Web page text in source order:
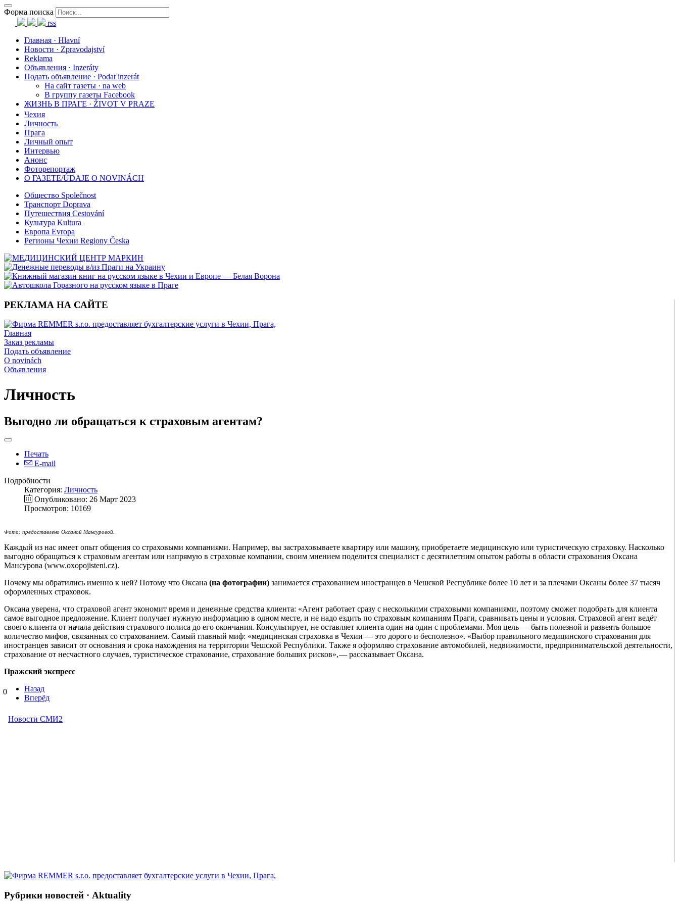
Форма поиска
rss
Главная · Hlavní
Новости · Zpravodajství
Reklama
Объявления · Inzeráty
Подать объявление · Podat inzerát
На сайт газеты · na web
В группу газеты Facebook
ЖИЗНЬ В ПРАГЕ · ŽIVOT V PRAZE
Чехия
Личность
Прага
Личный опыт
Интервью
Анонс
Фоторепортаж
О ГАЗЕТЕ/ÚDAJE O NOVINÁCH
Общество Společnost
Транспорт Doprava
Путешествия Cestování
Культура Kultura
Европа Evropa
Регионы Чехии Regiony Česka
РЕКЛАМА НА САЙТЕ
Главная
Заказ рекламы
Подать объявление
O novinách
Объявления
Личность
Выгодно ли обращаться к страховым агентам?
Печать
E-mail
Подробности
Категория: Личность
Опубликовано: 26 Март 2023
Просмотров: 10169
Фото: предоставлено Оксаной Мансуровой.
Каждый из нас имеет опыт общения со страховыми компаниями. Например, вы застраховываете квартиру или машину, приобретаете медицинскую или туристическую страховку. Насколько
выгодно обращаться к страховым агентам или напрямую в страховые компании, своим мнением поделится специалист с десятилетним опытом работы в области страхования Оксана
Мансурова (www.oxopojisteni.cz).
Почему мы обратились именно к ней? Потому что Оксана (на фотографии) занимается страхованием иностранцев в Чешской Республике более 10 лет и за плечами Оксаны более 37 тысяч
оформленных страховок.
Оксана уверена, что страховой агент экономит время и денежные средства клиента: «Агент работает сразу с несколькими страховыми компаниями, поэтому сможет подобрать для клиента
самое выгодное предложение. Клиент получает нужную информацию в одном месте, и не надо ездить по страховым компаниям Праги, сравнивать цены и условия. Страховой агент ведёт
своего клиента от начала действия страхового полиса до его окончания. Консультирует, не оставляет клиента один на один с проблемами. Моя цель — быть полезной и развеять большое
количество мифов, связанных со страхованием. Самый главный миф: «медицинская страховка в Чехии — это дорого и бесполезно». «Выбор правильного медицинского страхования для
иностранцев зависит от основания и срока нахождения на территории Чешской Республики. Также я оформляю страхование автомобилей, недвижимости, предпринимательской деятельности,
страхование от несчастного случаев, туристическое страхование, страхование больших рисков», — рассказывает Оксана.
Пражский экспресс
0
Назад
Вперёд
Рубрики новостей · Aktuality